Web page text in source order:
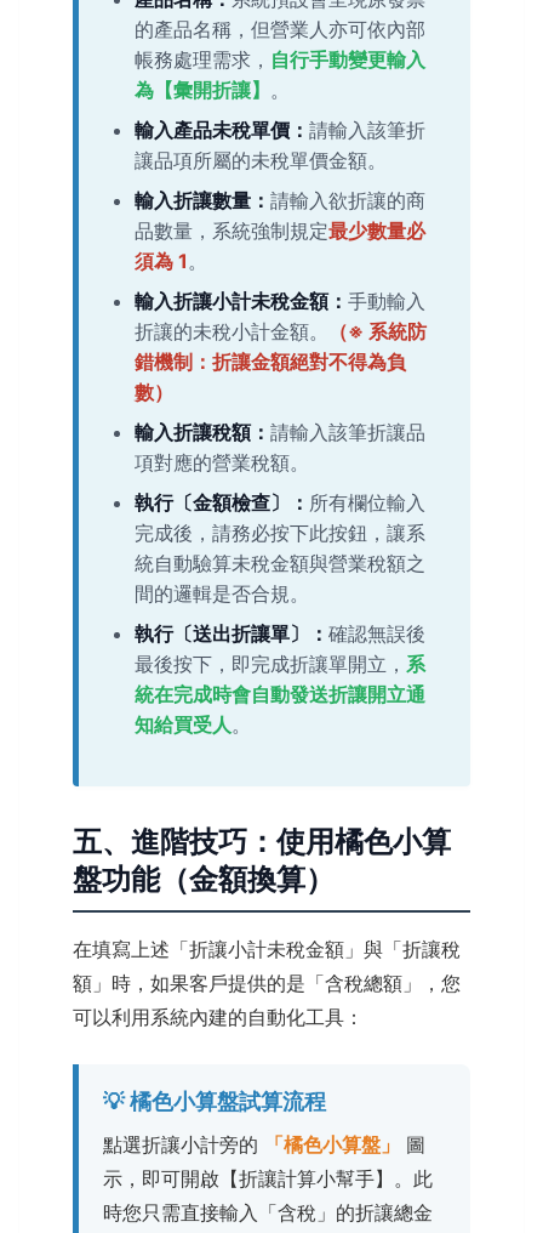
的產品名稱，但營業人亦可依內部
帳務處理需求， 自行手動變更輸入
為【彙開折讓】 。
輸入產品未稅單價： 請輸入該筆折
讓品項所屬的未稅單價金額。
輸入折讓數量： 請輸入欲折讓的商
品數量，系統強制規定最少數量必
須為 1。
輸入折讓小計未稅金額： 手動輸入
折讓的未稅小計金額。
（※ 系統防
錯機制：折讓金額絕對不得為負
數）
輸入折讓稅額： 請輸入該筆折讓品
項對應的營業稅額。
執行〔金額檢查〕： 所有欄位輸入
完成後，請務必按下此按鈕，讓系
統自動驗算未稅金額與營業稅額之
間的邏輯是否合規。
執行〔送出折讓單〕： 確認無誤後
最後按下，即完成折讓單開立， 系
統在完成時會自動發送折讓開立通
知給買受人。
五、進階技巧：使用橘色小算
盤功能（金額換算）
在填寫上述「折讓小計未稅金額」與「折讓稅
額」時，如果客戶提供的是「含稅總額」，您
可以利用系統內建的自動化工具：
💡 橘色小算盤試算流程
點選折讓小計旁的 「橘色小算盤」
圖
示，即可開啟【折讓計算小幫手】。此
時您只需直接輸入「含稅」的折讓總金